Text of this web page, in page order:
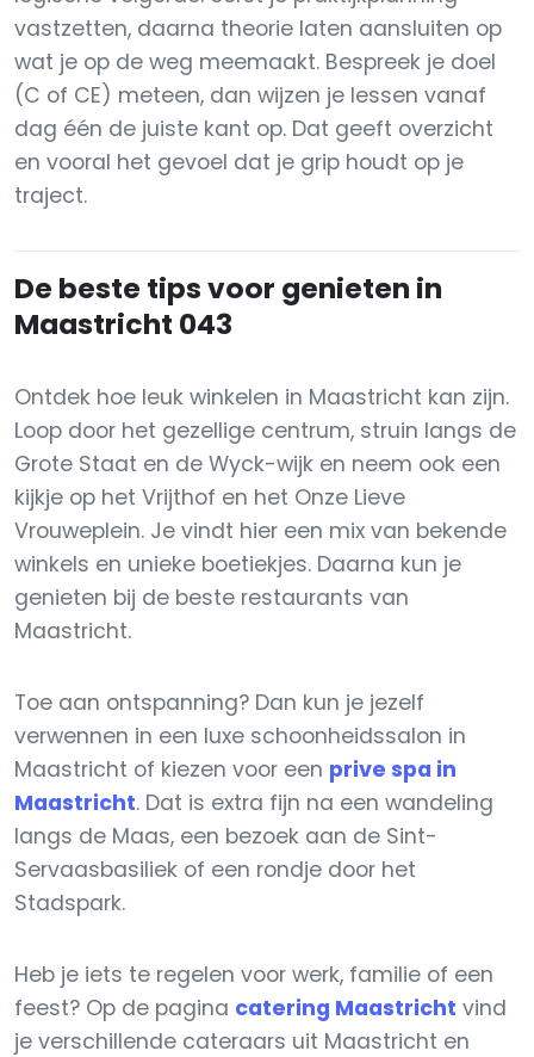
vastzetten, daarna theorie laten aansluiten op
wat je op de weg meemaakt. Bespreek je doel
(C of CE) meteen, dan wijzen je lessen vanaf
dag één de juiste kant op. Dat geeft overzicht
en vooral het gevoel dat je grip houdt op je
traject.
De beste tips voor genieten in
Maastricht 043
Ontdek hoe leuk winkelen in Maastricht kan zijn.
Loop door het gezellige centrum, struin langs de
Grote Staat en de Wyck-wijk en neem ook een
kijkje op het Vrijthof en het Onze Lieve
Vrouweplein. Je vindt hier een mix van bekende
winkels en unieke boetiekjes. Daarna kun je
genieten bij de beste restaurants van
Maastricht.
Toe aan ontspanning? Dan kun je jezelf
verwennen in een luxe schoonheidssalon in
Maastricht of kiezen voor een prive spa in
Maastricht. Dat is extra fijn na een wandeling
langs de Maas, een bezoek aan de Sint-
Servaasbasiliek of een rondje door het
Stadspark.
Heb je iets te regelen voor werk, familie of een
feest? Op de pagina catering Maastricht vind
je verschillende cateraars uit Maastricht en